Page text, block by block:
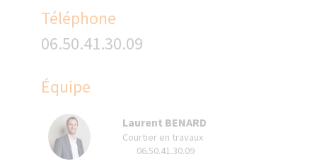
Téléphone
06.50.41.30.09
Équipe
Laurent BENARD
Courtier en travaux
06.50.41.30.09